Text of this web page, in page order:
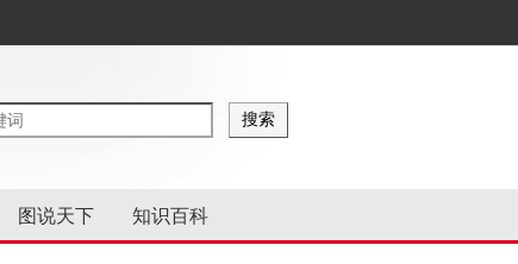
图说天下 知识百科